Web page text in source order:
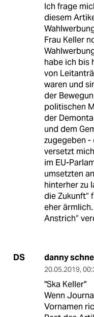
Ich frage
diesem
Frau Keller
habe ich bis
von
waren und
der
politischen
der
und dem
zugegeben -
versetzt
im EU-
umsetzten
hinterher zu
die Zukunft“
eher
Anstrich“
DS danny
20.05.2019,
"Ska Keller"
Wenn
Vornamen